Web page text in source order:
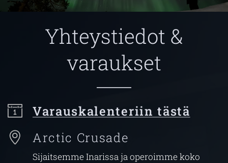
Yhteystiedot &
varaukset
Varauskalenteriin tästä
Arctic Crusade
Sijaitsemme Inarissa ja operoimme koko